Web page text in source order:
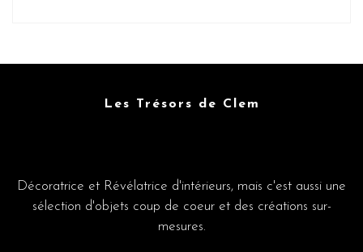
Les Trésors de Clem
Décoratrice et Révélatrice d'intérieurs, mais c'est aussi une
sélection d'objets coup de coeur et des créations sur-
mesures.